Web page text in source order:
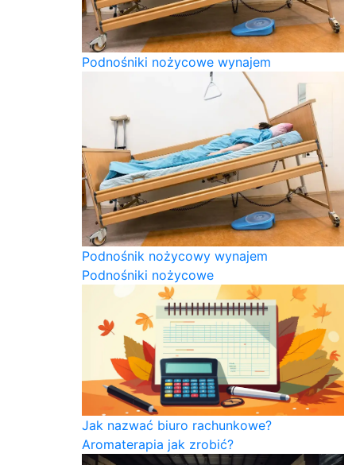
Podnośniki nożycowe wynajem
Podnośnik nożycowy wynajem
Podnośniki nożycowe
Jak nazwać biuro rachunkowe?
Aromaterapia jak zrobić?